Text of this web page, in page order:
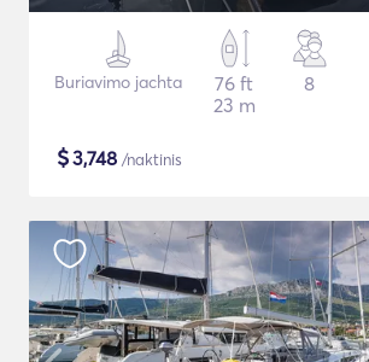
Buriavimo jachta
76 ft
23 m
8
$3,748 /naktinis